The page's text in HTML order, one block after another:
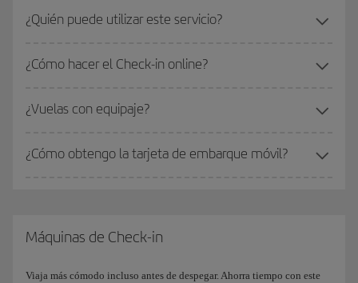
¿Quién puede utilizar este servicio?
¿Cómo hacer el Check-in online?
¿Vuelas con equipaje?
¿Cómo obtengo la tarjeta de embarque móvil?
Máquinas de Check-in
Viaja más cómodo incluso antes de despegar. Ahorra tiempo con este